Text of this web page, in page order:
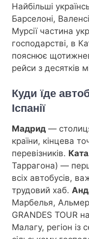
Найбільші
Барселоні,
Мурсії частина
господарстві, в
пояснює
рейси з десятків
Куди їде
Іспанії
Мадрид —
країни, кінцева
перевізників.
Таррагона) —
всіх автобусів,
трудовий хаб.
Марбелья,
GRANDES TOUR
Малагу, регіон із